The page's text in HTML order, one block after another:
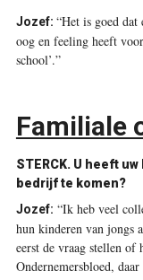
Jozef: “Het is goed
oog en feeling heeft
school’.”
Familiale
STERCK. U heeft
bedrijf te komen?
Jozef: “Ik heb veel
hun kinderen van jongs
eerst de vraag stellen of
Ondernemersbloed,